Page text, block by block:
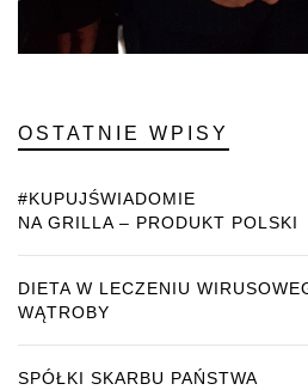
OSTATNIE WPISY
#KUPUJŚWIADOMIE
NA GRILLA – PRODUKT POLSKI
DIETA W LECZENIU
WĄTROBY
SPÓŁKI SKARBU PAŃSTWA